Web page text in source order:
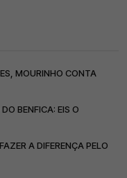
MOURINHO CONTA
BENFICA: EIS O
A DIFERENÇA PELO